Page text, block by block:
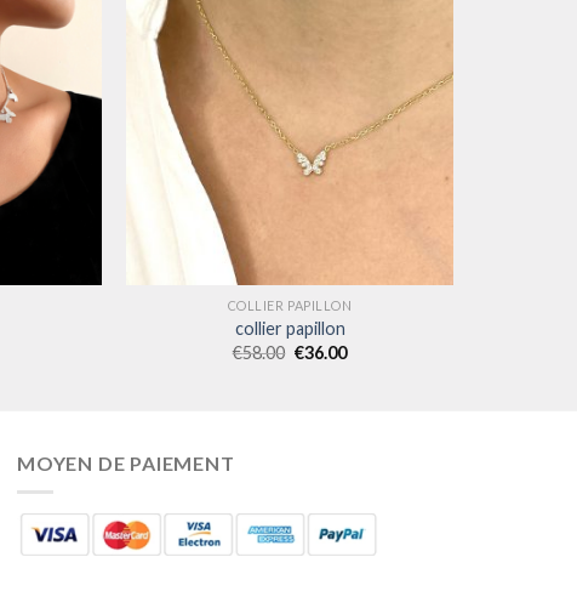
COLLIER PAPILLON
collier papillon
€58.00 €36.00
MOYEN DE PAIEMENT